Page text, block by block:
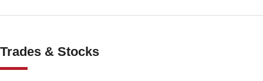
Trades & Stocks